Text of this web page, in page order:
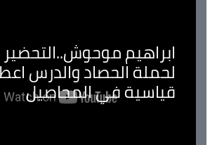
ابراهيم موحوش..التحضير
لحملة الحصاد والدرس
قياسية في المحاصيل